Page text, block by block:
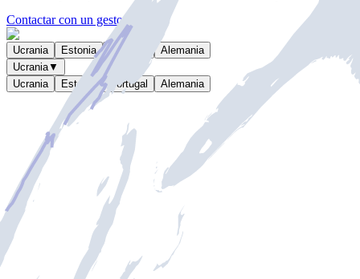
Contactar con un gestor
Ucrania Estonia Portugal
Alemania
Ucrania▼
Ucrania
Estonia Portugal Alemania